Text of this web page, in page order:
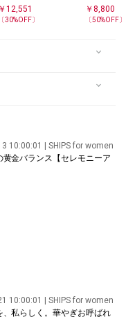
ック テーパード パン
ツ
￥ 12,551
〔30%OFF〕
イド スラ
￥8,800
〔50%OFF〕
10:00:01 | SHIPS for women
黄金バランス【セレモニーア
10:00:01 | SHIPS for women
、私らしく。華やぎお呼ばれ